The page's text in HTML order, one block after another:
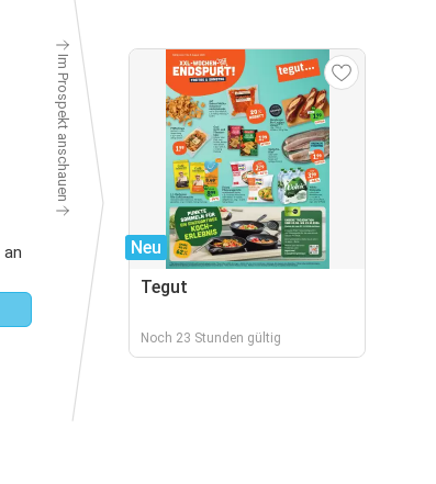
an
Im Prospekt anschauen
Neu
Tegut
Noch 23 Stunden gültig